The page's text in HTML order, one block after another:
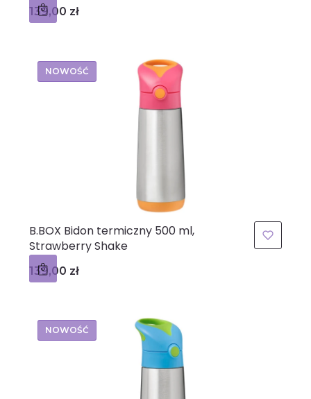
Cena
139,00 zł
NOWOŚĆ
B.BOX Bidon termiczny 500 ml,
Strawberry Shake
Cena
139,00 zł
NOWOŚĆ